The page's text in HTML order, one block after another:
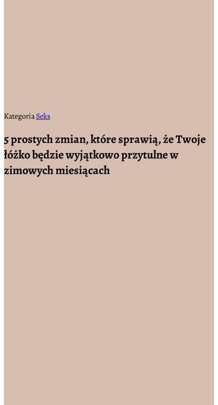
KategoriaSeks
5 prostych zmian, które sprawią, że Twoje
łóżko będzie wyjątkowo przytulne w
zimowych miesiącach